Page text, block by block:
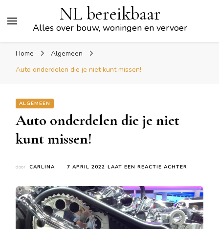
NL bereikbaar
Alles over bouw, woningen en vervoer
Home
Algemeen
Auto onderdelen die je niet kunt missen!
ALGEMEEN
Auto onderdelen die je niet
kunt missen!
door CARLINA 7 APRIL 2022 LAAT EEN REACTIE ACHTER
DIE
JE
NIET
KUNT